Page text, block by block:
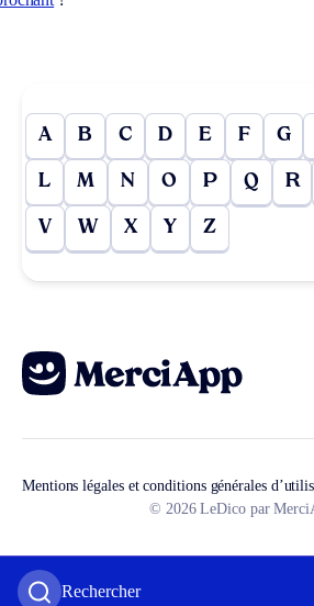
Rechercher
A B C D E F G
L M N O P Q R
V W X Y Z
Mentions légales et conditions générales
© 2026 LeDico par